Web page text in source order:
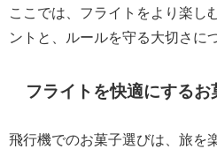
ここでは、フライトをより楽し
ントと、ルールを守る大切さに
フライトを快適にするお
飛行機でのお菓子選びは、旅を